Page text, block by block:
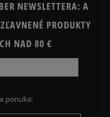
NEWSLETTERA: A
PRODUKTY
NAD 80 €
ponuka: